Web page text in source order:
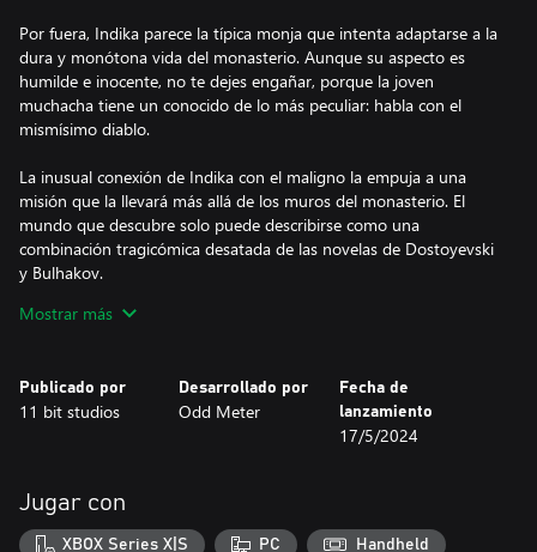
Por fuera, Indika parece la típica monja que intenta adaptarse a la
dura y monótona vida del monasterio. Aunque su aspecto es
humilde e inocente, no te dejes engañar, porque la joven
muchacha tiene un conocido de lo más peculiar: habla con el
mismísimo diablo.
La inusual conexión de Indika con el maligno la empuja a una
misión que la llevará más allá de los muros del monasterio. El
mundo que descubre solo puede describirse como una
combinación tragicómica desatada de las novelas de Dostoyevski
y Bulhakov.
DISFRUTA DE UN JUEGO INDIE EN EL QUE TODO VALE
el viaje de Indika, y ella tendrá que enfrentarse a numerosas
cuestiones durante el trayecto. Guíala para que consiga encontrar
todas las respuestas antes de que concluya la odisea que marcará
Odd Meter es un pequeño estudio independiente que antes
tenía su sede en Moscú, pero ahora opera desde Kazajistán. Sus
Mostrar más
Publicado por
11 bit studios
Desarrollado por
Odd Meter
Fecha de
lanzamiento
17/5/2024
Jugar con
XBOX Series X|S PC Handheld